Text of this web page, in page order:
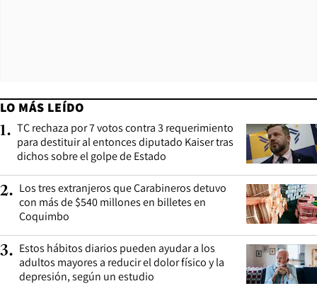
LO MÁS LEÍDO
1. TC rechaza por 7 votos contra 3 requerimiento
para destituir al entonces diputado Kaiser tras
dichos sobre el golpe de Estado
2. Los tres extranjeros que Carabineros detuvo
con más de $540 millones en billetes en
Coquimbo
3. Estos hábitos diarios pueden ayudar a los
adultos mayores a reducir el dolor físico y la
depresión, según un estudio